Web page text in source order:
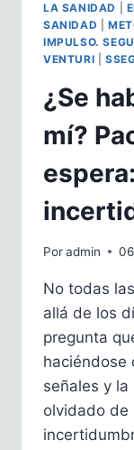
LA SANIDAD
SANIDAD
IMPULSO.
VENTURI
¿Se
mí?
Poradmin
No todas
allá de los
pregunta
haciéndose
señales y la
olvidado de